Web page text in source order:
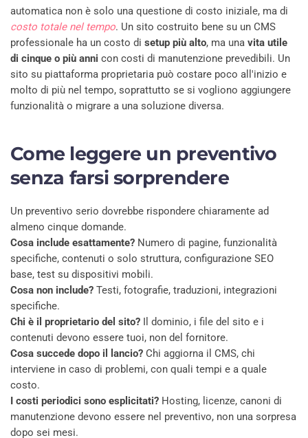
automatica non è solo una questione di costo iniziale, ma di
costo totale nel tempo. Un sito costruito bene su un CMS
professionale ha un costo di setup più alto, ma una vita utile
di cinque o più anni con costi di manutenzione prevedibili. Un
sito su piattaforma proprietaria può costare poco all'inizio e
molto di più nel tempo, soprattutto se si vogliono aggiungere
funzionalità o migrare a una soluzione diversa.
Come leggere un preventivo
senza farsi sorprendere
Un preventivo serio dovrebbe rispondere chiaramente ad
almeno cinque domande.
Cosa include esattamente? Numero di pagine, funzionalità
specifiche, contenuti o solo struttura, configurazione SEO
base, test su dispositivi mobili.
Cosa non include? Testi, fotografie, traduzioni, integrazioni
specifiche.
Chi è il proprietario del sito? Il dominio, i file del sito e i
contenuti devono essere tuoi, non del fornitore.
Cosa succede dopo il lancio? Chi aggiorna il CMS, chi
interviene in caso di problemi, con quali tempi e a quale
costo.
I costi periodici sono esplicitati? Hosting, licenze, canoni di
manutenzione devono essere nel preventivo, non una sorpresa
dopo sei mesi.